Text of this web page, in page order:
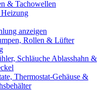
& Tachowellen
anzeigen
Rollen & Lüfter
Schläuche Ablasshahn &
Thermostat-Gehäuse &